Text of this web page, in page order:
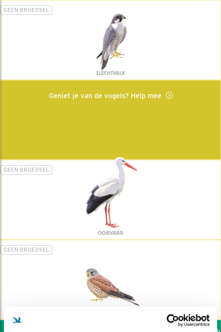
GEEN BROEDSEL
SLECHTVALK
Geniet je van de vogels? Help mee
GEEN BROEDSEL
OOIEVAAR
GEEN BROEDSEL